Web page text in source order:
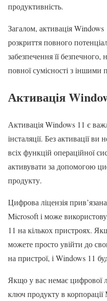
продуктивність.
Загалом, активація
розкриття повного
забезпечення її
повної сумісності з іншими
Активація
Активація Windows 11 є
інсталяції. Без активації
всіх функцій операційної
активувати за допомогою
продукту.
Цифрова ліцензія
Microsoft і може
11 на кількох пристроях.
можете просто увійти до
на пристрої, і Windows 11
Якщо у вас немає цифрової
ключ продукту в